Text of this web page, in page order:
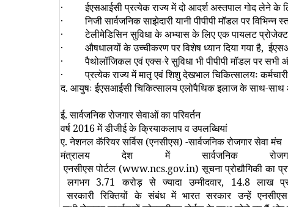
·ईएसआईसी प्रत्येक राज्य में दो आदर्श अस्तपाल गोद लेने के
·निजी सार्वजनिक साझेदारी यानी पीपीपी मॉडल पर
·टेलीमेडिसिन सुविधा के अभ्यास के लिए एक पायलट
· औषधालयों के उच्चीकरण पर विशेष ध्यान दिया गया है,
·पैथोलॉजिकल एवं एक्स-रे सुविधा भी पीपीपी मॉडल पर सभी
·प्रत्येक राज्य में मातृ एवं शिशु देखभाल चिकित्सालयः
द. आयुषः ईएसआईसी चिकित्सालय एलोपैथिक इलाज के साथ-साथ
ई. सार्वजनिक रोजगार सेवाओं का परिवर्तन
वर्ष 2016में डीजीई के क्रियाकलाप व उपलब्धियां
ए. नेशनल कॅरियर सर्विस (एनसीएस) -सार्वजनिक रोजगार सेवा मंच
मंत्रालय देश में
एनसीएस पोर्टल (www.ncs.gov.in) सूचना प्रोद्यौगिकी का
लगभग 3.71 करोड़ से ज्यादा उम्मीदवार, 14.8लाख
सरकारी रिक्तियों के संबंध में भारत सरकार उन्हें